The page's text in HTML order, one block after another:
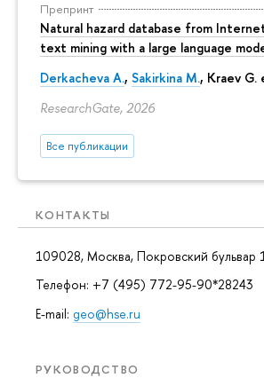
Препринт
Natural hazard database from
text mining with a large language
Derkacheva A., Sakirkina M., Kraev G.
ResearchGate, 2026
се публикации
КОНТАКТЫ
109028, Москва, Покровский бульвар
Телефон: +7 (495) 772-95-90*28243
E-mail: geo@hse.ru
РУКОВОДСТВО